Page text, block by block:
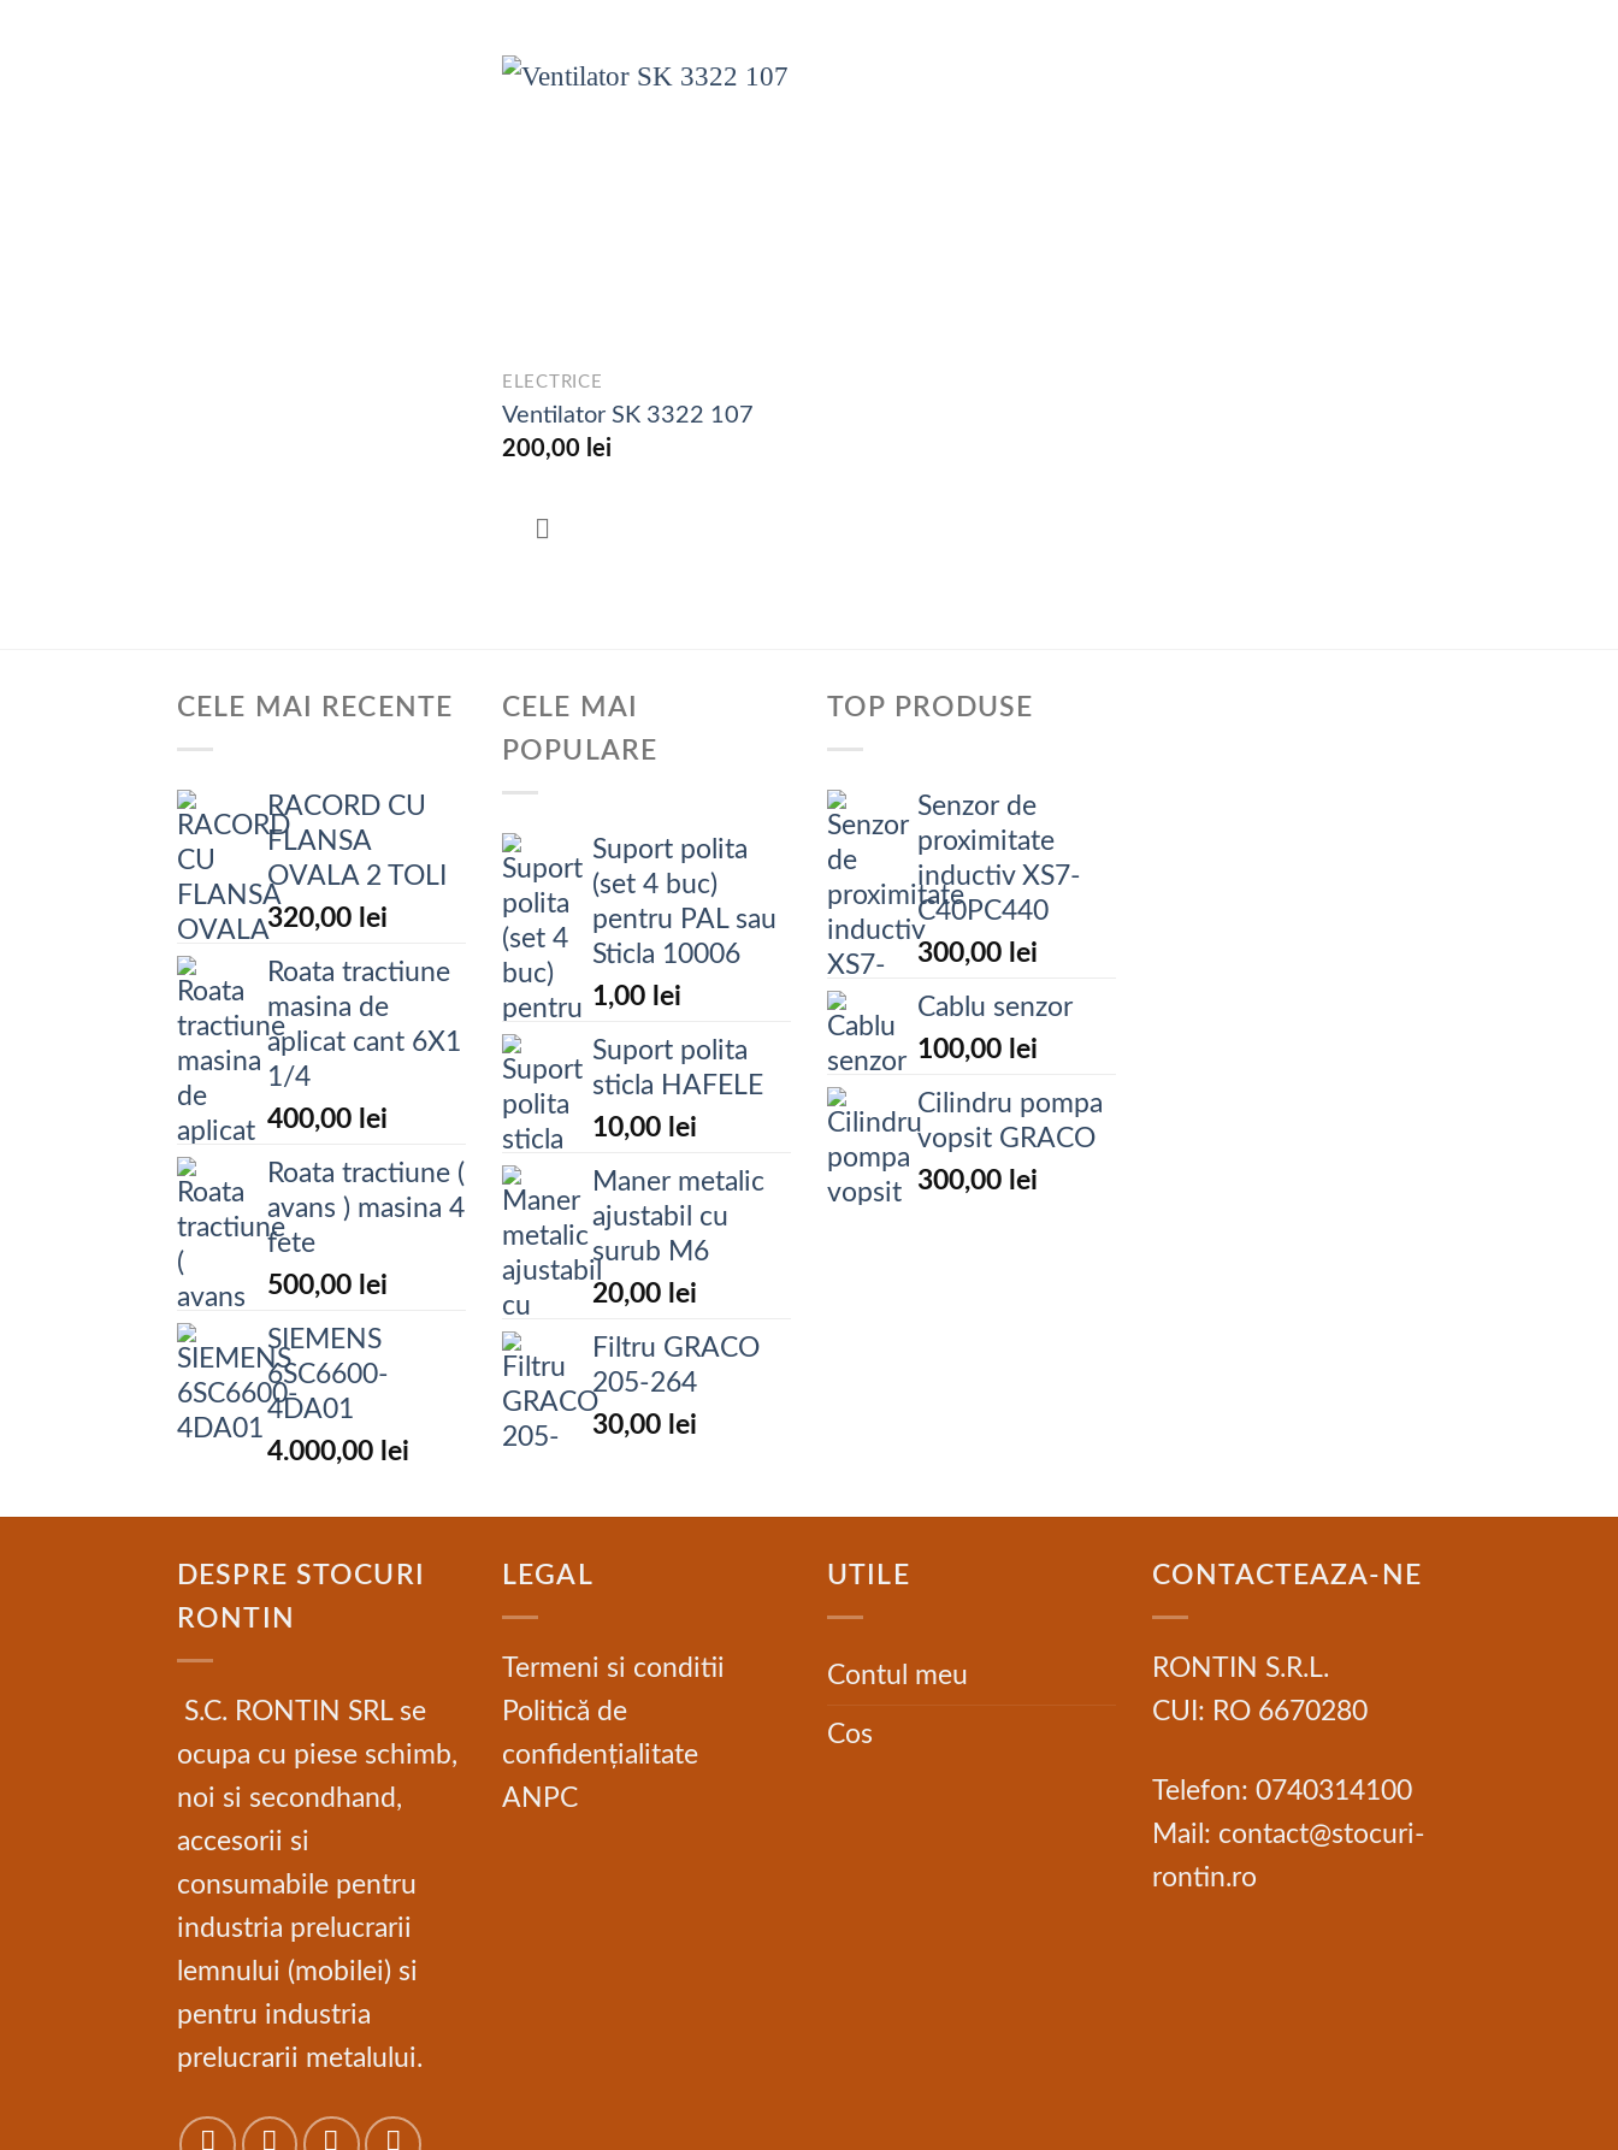
ELECTRICE
Ventilator SK 3322 107
200,00 lei
CELE MAI RECENTE
RACORD CU
FLANSA
OVALA 2 TOLI
320,00 lei
Roata tractiune
masina de
aplicat cant 6X1
1/4
400,00 lei
Roata tractiune (
avans ) masina 4
fete
500,00 lei
SIEMENS
6SC6600-
4DA01
4.000,00 lei
CELE MAI
POPULARE
Suport polita
(set 4 buc)
pentru PAL sau
Sticla 10006
1,00 lei
Suport polita
sticla HAFELE
10,00 lei
Maner metalic
ajustabil cu
surub M6
20,00 lei
Filtru GRACO
205-264
30,00 lei
TOP PRODUSE
Senzor de
proximitate
inductiv XS7-
C40PC440
300,00 lei
Cablu senzor
100,00 lei
Cilindru pompa
vopsit GRACO
300,00 lei
DESPRE STOCURI
RONTIN
S.C. RONTIN SRL se
ocupa cu piese schimb,
noi si secondhand,
accesorii si
consumabile pentru
industria prelucrarii
lemnului (mobilei) si
pentru industria
prelucrarii metalului.
LEGAL
Termeni si conditii
Politică de
confidențialitate
ANPC
UTILE
Contul meu
Cos
CONTACTEAZA-NE
RONTIN S.R.L.
CUI: RO 6670280
Telefon: 0740314100
Mail: contact@stocuri-
rontin.ro